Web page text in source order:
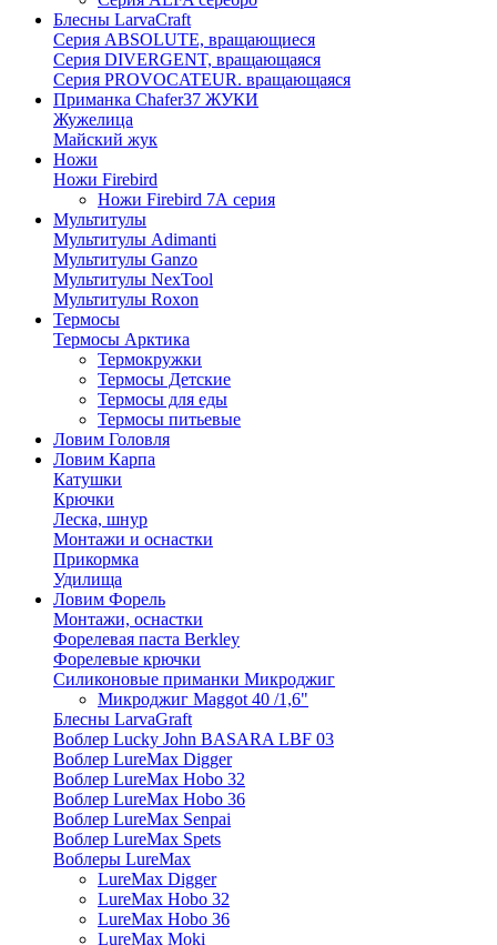
Блесны LarvaCraft
Серия ABSOLUTE, вращающиеся
Серия DIVERGENT, вращающаяся
Серия PROVOCATEUR. вращающаяся
Приманка Chafer37 ЖУКИ
Жужелица
Майский жук
Ножи
Ножи Firebird
Ножи Firebird 7А серия
Мультитулы
Мультитулы Adimanti
Мультитулы Ganzo
Мультитулы NexTool
Мультитулы Roxon
Термосы
Термосы Арктика
Термокружки
Термосы Детские
Термосы для еды
Термосы питьевые
Ловим Головля
Ловим Карпа
Катушки
Крючки
Леска, шнур
Монтажи и оснастки
Прикормка
Удилища
Ловим Форель
Монтажи, оснастки
Форелевая паста Berkley
Форелевые крючки
Силиконовые приманки Микроджиг
Микроджиг Maggot 40 /1,6"
Блесны LarvaGraft
Воблер Lucky John BASARA LBF 03
Воблер LureMax Digger
Воблер LureMax Hobo 32
Воблер LureMax Hobo 36
Воблер LureMax Senpai
Воблер LureMax Spets
Воблеры LureMax
LureMax Digger
LureMax Hobo 32
LureMax Hobo 36
LureMax Moki